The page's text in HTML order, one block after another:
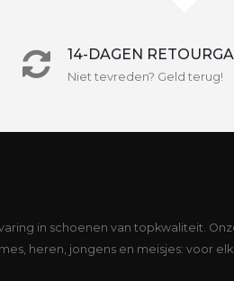
14-DAGEN
Niet tevreden? Geld terug!
in schoenen van topkwaliteit.
heren, jongens en meisjes: voor